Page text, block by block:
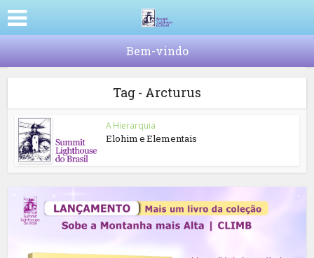
Bem-vindo
Tag - Arcturus
A Hierarquia
Elohim e Elementais